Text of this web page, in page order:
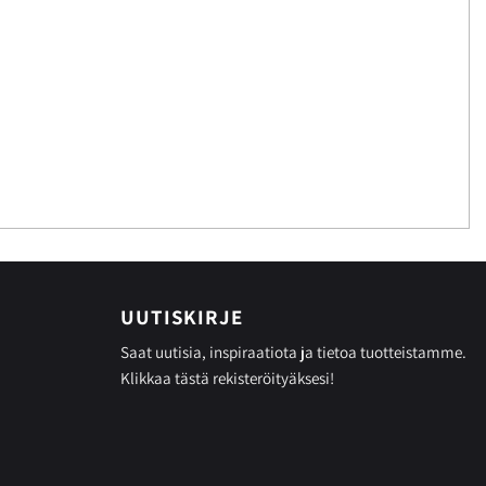
UUTISKIRJE
Saat uutisia, inspiraatiota ja tietoa tuotteistamme.
Klikkaa tästä rekisteröityäksesi!